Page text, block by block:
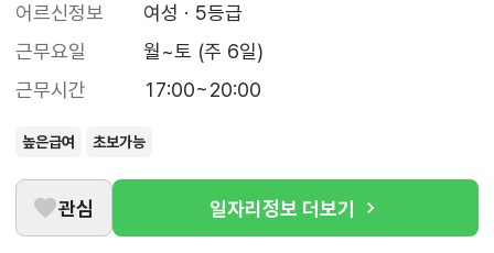
어르신정보
여성 · 5등급
근무요일
월~토 (주 6일)
근무시간
17:00~20:00
높은급여 초보가능
관심 일자리정보 더보기